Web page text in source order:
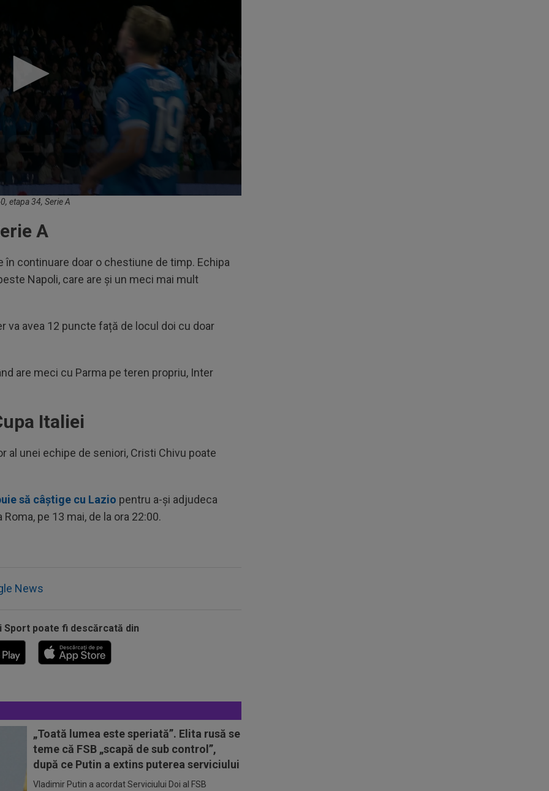
etapa 34, Serie A
A
continuare doar o chestiune de timp. Echipa
Napoli, care are și un meci mai mult
va avea 12 puncte față de locul doi cu doar
are meci cu Parma pe teren propriu, Inter
Italiei
al unei echipe de seniori, Cristi Chivu poate
să câștige cu Lazio pentru a-și adjudeca
pe 13 mai, de la ora 22:00.
News
Sport poate fi descărcată din
„Toată lumea este speriată”. Elita rusă se
teme că FSB „scapă de sub control”,
după ce Putin a extins puterea serviciului
Vladimir Putin a acordat Serviciului Doi al FSB